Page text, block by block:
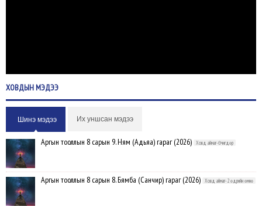
ХОВДЫНМЭДЭЭ
Шинэ мэдээ Их уншсан мэдээ
Аргын тооллын 8 сарын 9. Ням (Адьяа) гараг (2026) Ховд аймаг-Өчигдөр
Аргын тооллын 8 сарын 8. Бямба (Санчир) гараг (2026) Ховд аймаг-2 өдрийн өмнө